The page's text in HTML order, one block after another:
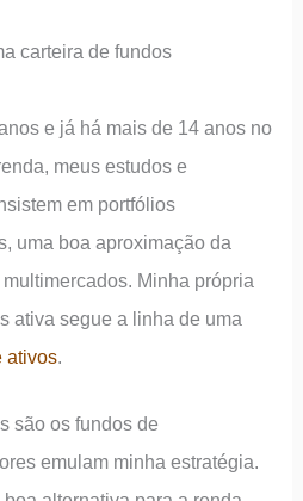
carteira de fundos
e já há mais de 14 anos no
meus estudos e
em portfólios
uma boa aproximação da
Minha própria
ativa segue a linha de uma
ativos.
são os fundos de
emulam minha estratégia.